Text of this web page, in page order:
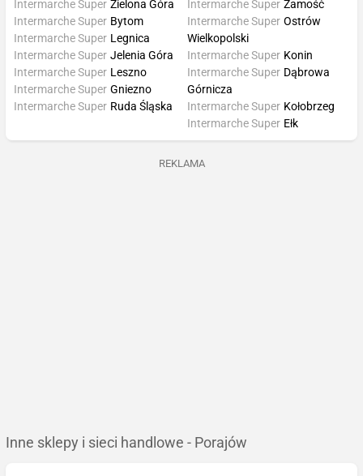
Intermarche Super Zielona Góra
Intermarche Super Bytom
Intermarche Super Legnica
Intermarche Super Zamość
Intermarche Super Ostrów
Wielkopolski
Intermarche Super Jelenia Góra
Intermarche Super Leszno
Intermarche Super Gniezno
Intermarche Super Ruda Śląska
Intermarche Super Konin
Intermarche Super Dąbrowa
Górnicza
Intermarche Super Kołobrzeg
Intermarche Super Ełk
REKLAMA
Inne sklepy i sieci handlowe - Porajów